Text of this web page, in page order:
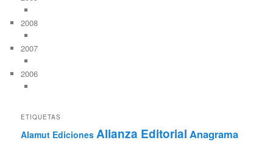
2008
2007
2006
ETIQUETAS
Alamut Ediciones Alianza Editorial Anagrama